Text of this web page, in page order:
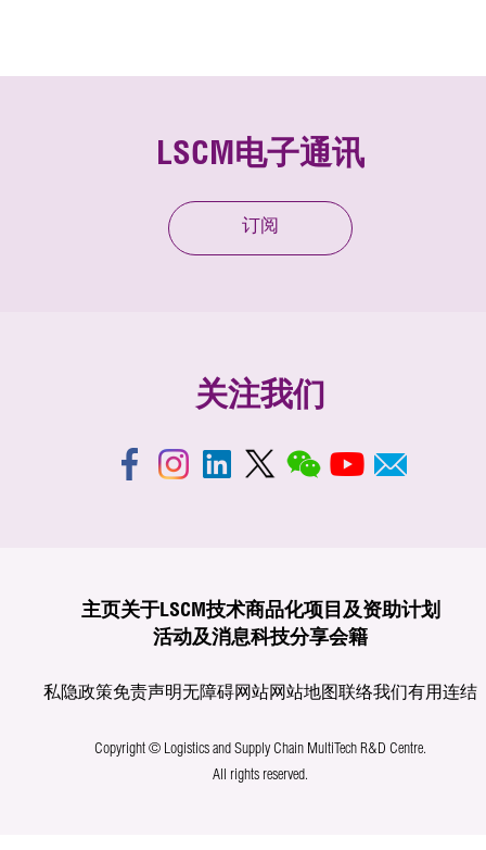
LSCM电子通讯
订阅
关注我们
主页关于LSCM技术商品化项目及资助计划
活动及消息科技分享会籍
私隐政策免责声明无障碍网站网站地图联络我们有用连结
Copyright © Logistics and Supply Chain MultiTech R&D Centre.
All rights reserved.